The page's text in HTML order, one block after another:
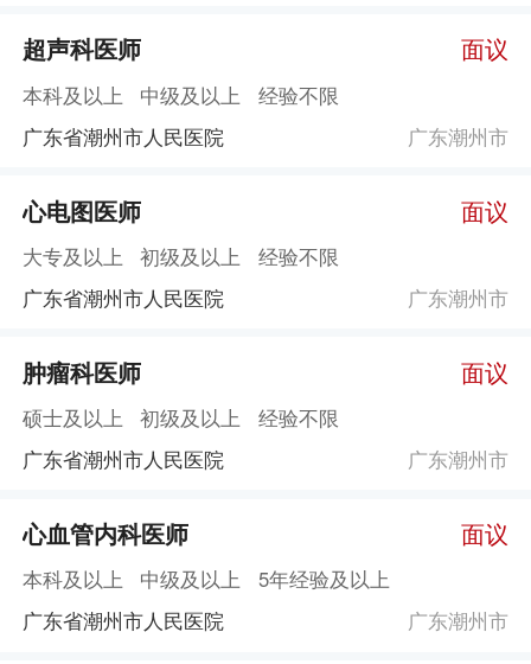
超声科医师 面议
本科及以上 中级及以上
经验不限
广东省潮州市人民医院
广东潮州市
心电图医师 面议
大专及以上 初级及以上
经验不限
广东省潮州市人民医院
广东潮州市
肿瘤科医师 面议
硕士及以上 初级及以上
经验不限
广东省潮州市人民医院
广东潮州市
心血管内科医师 面议
本科及以上 中级及以上
5年经验及以上
广东省潮州市人民医院
广东潮州市